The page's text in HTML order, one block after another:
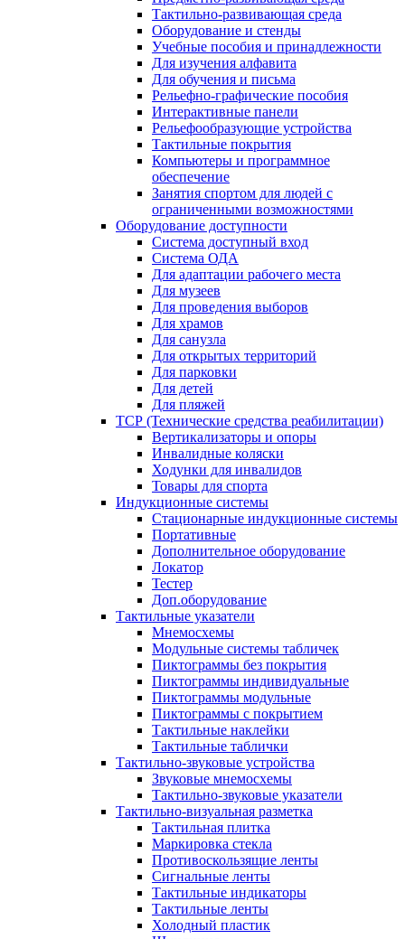
Тактильно-развивающая среда
Оборудование и стенды
Учебные пособия и принадлежности
Для изучения алфавита
Для обучения и письма
Рельефно-графические пособия
Интерактивные панели
Рельефообразующие устройства
Тактильные покрытия
Компьютеры и программное
обеспечение
Занятия спортом для людей с
ограниченными возможностями
Оборудование доступности
Система доступный вход
Система ОДА
Для адаптации рабочего места
Для музеев
Для проведения выборов
Для храмов
Для санузла
Для открытых территорий
Для парковки
Для детей
Для пляжей
ТСР (Технические средства реабилитации)
Вертикализаторы и опоры
Инвалидные коляски
Ходунки для инвалидов
Товары для спорта
Индукционные системы
Стационарные индукционные системы
Портативные
Дополнительное оборудование
Локатор
Тестер
Доп.оборудование
Тактильные указатели
Мнемосхемы
Модульные системы табличек
Пиктограммы без покрытия
Пиктограммы индивидуальные
Пиктограммы модульные
Пиктограммы с покрытием
Тактильные наклейки
Тактильные таблички
Тактильно-звуковые устройства
Звуковые мнемосхемы
Тактильно-звуковые указатели
Тактильно-визуальная разметка
Тактильная плитка
Маркировка стекла
Противоскользящие ленты
Сигнальные ленты
Тактильные индикаторы
Тактильные ленты
Холодный пластик